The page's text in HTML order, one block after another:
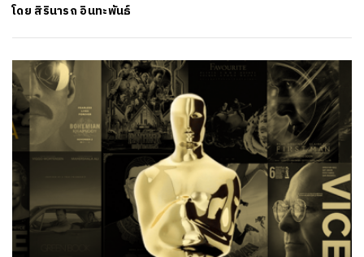
โดย สิรินารถ อินทะพันธ์
SHARE TWEET LINE EMAIL